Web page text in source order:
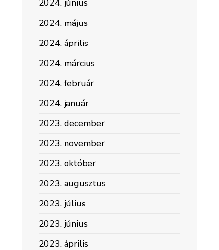
2024. június
2024. május
2024. április
2024. március
2024. február
2024. január
2023. december
2023. november
2023. október
2023. augusztus
2023. július
2023. június
2023. április